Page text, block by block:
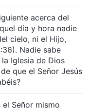
acerca del
día y hora nadie
cielo, ni el Hijo,
Nadie sabe
Iglesia de Dios
que el Señor Jesús
el Señor mismo